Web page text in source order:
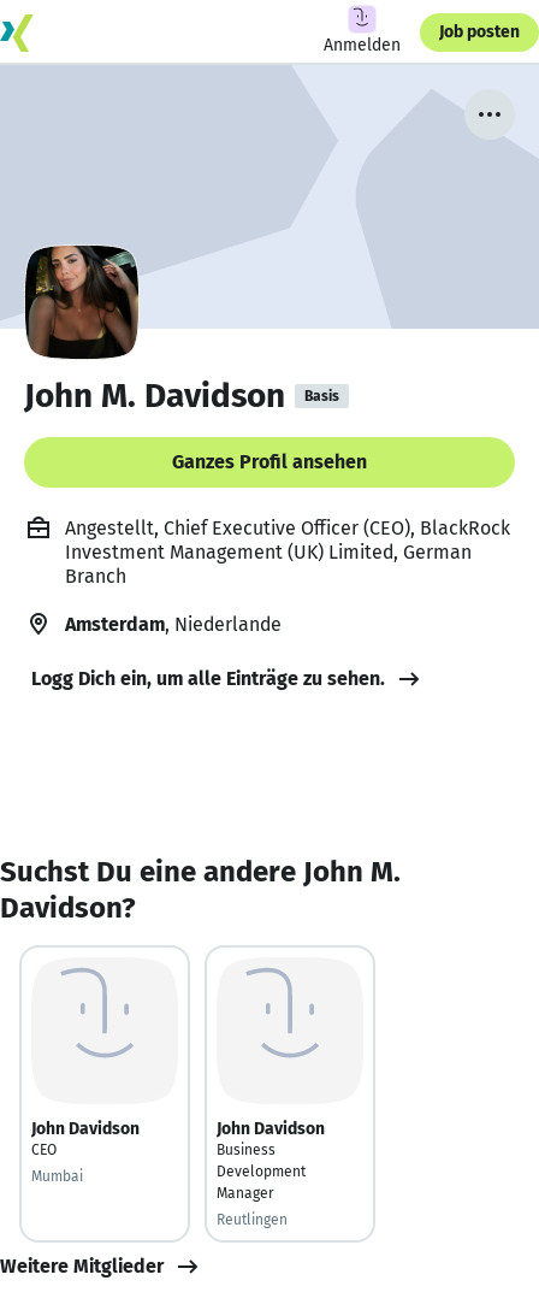
Anmelden
Job posten
John M. Davidson Basis
Ganzes Profil ansehen
Angestellt, Chief Executive Officer (CEO), BlackRock
Investment Management (UK) Limited, German
Branch
Amsterdam, Niederlande
Logg Dich ein, um alle Einträge zu sehen.
Suchst Du eine andere John M.
Davidson?
John Davidson
CEO
Mumbai
John Davidson
Business
Development
Manager
Reutlingen
Weitere Mitglieder